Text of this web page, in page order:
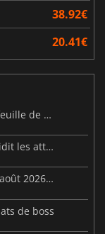
38.92€
20.41€
MARVEL Tōkon dévoile ses débuts et sa feuille de route
Steam Frame : une fuite sur le prix refroidit les attentes VR
Sorties de jeux vidéo de cette semaine - août 2026 (semaine 32)
de boss